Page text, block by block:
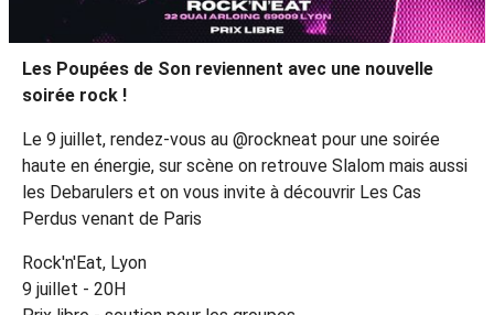
Les Poupées de Son reviennent avec une nouvelle
soirée rock !
Le 9 juillet, rendez-vous au @rockneat pour une soirée
haute en énergie, sur scène on retrouve Slalom mais aussi
les Debarulers et on vous invite à découvrir Les Cas
Perdus venant de Paris
Rock'n'Eat, Lyon
9 juillet - 20H